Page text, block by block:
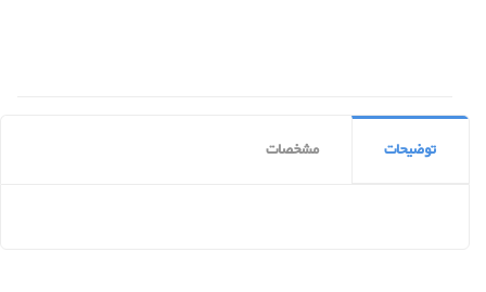
توضیحات مشخصات